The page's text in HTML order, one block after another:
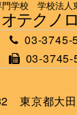
門学校 学校法人
テクノ
03-3745-
03-3745-
東京都大